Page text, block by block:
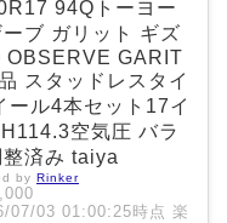
94Qトーヨー
ブ ガリット ギズ
OBSERVE GARIT
スタッドレスタイ
ール4本セット17イ
空気圧 バラ
整済み taiya
by Rinker
07/03 01:00:25時点 楽